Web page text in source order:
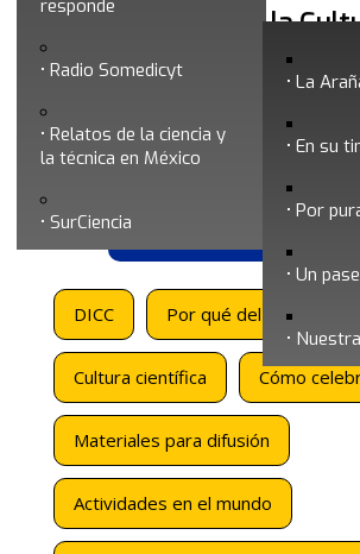
responde
Radio Somedicyt La
En su
Por
Un
Relatos de la ciencia y
la técnica en México
SurCiencia
Día Internacional de la
DICC Por qué del DICC
Cultura científica Cómo
Materiales para difusión
Actividades en el mundo